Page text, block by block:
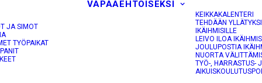
JA SIMOT
TYÖPAIKAT
VAPAAEHTOISEKSI
KEIKKAKALENTERI
TEHDÄÄN
IKÄIHMISILLE
LEIVO ILOA
JOULUPOSTIA
NUORTA
TYÖ-, HARRASTUS-